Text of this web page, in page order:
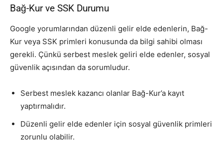
Bağ-Kur ve SSK Durumu
Google yorumlarından düzenli gelir elde edenlerin, Bağ-
Kur veya SSK primleri konusunda da bilgi sahibi olması
gerekli. Çünkü serbest meslek geliri elde edenler, sosyal
güvenlik açısından da sorumludur.
Serbest meslek kazancı olanlar Bağ-Kur’a kayıt
yaptırmalıdır.
Düzenli gelir elde edenler için sosyal güvenlik primleri
zorunlu olabilir.